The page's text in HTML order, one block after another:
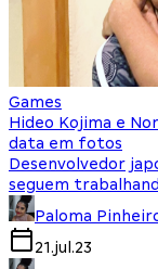
Games
Hideo Kojima e
data em fotos
Desenvolvedor
seguem
Paloma
21.jul.23